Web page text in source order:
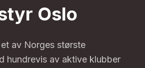
Oslo
av Norges største
hundrevis av aktive klubber